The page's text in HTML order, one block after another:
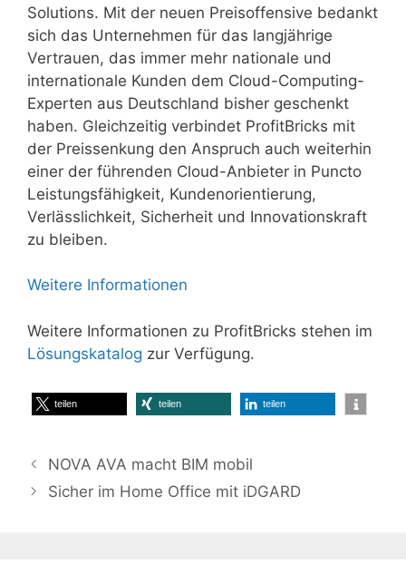
Solutions. Mit der neuen Preisoffensive bedankt
sich das Unternehmen für das langjährige
Vertrauen, das immer mehr nationale und
internationale Kunden dem Cloud-Computing-
Experten aus Deutschland bisher geschenkt
haben. Gleichzeitig verbindet ProfitBricks mit
der Preissenkung den Anspruch auch weiterhin
einer der führenden Cloud-Anbieter in Puncto
Leistungsfähigkeit, Kundenorientierung,
Verlässlichkeit, Sicherheit und Innovationskraft
zu bleiben.
Weitere Informationen
Weitere Informationen zu ProfitBricks stehen im
Lösungskatalog zur Verfügung.
teilen teilen teilen
NOVA AVA macht BIM mobil
Sicher im Home Office mit iDGARD